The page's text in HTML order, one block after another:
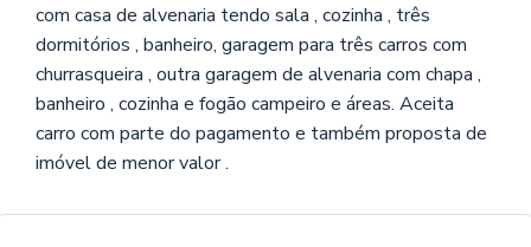
com casa de alvenaria tendo sala , cozinha , três
dormitórios , banheiro, garagem para três carros com
churrasqueira , outra garagem de alvenaria com chapa ,
banheiro , cozinha e fogão campeiro e áreas. Aceita
carro com parte do pagamento e também proposta de
imóvel de menor valor .